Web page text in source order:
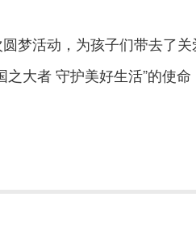
活动，为孩子们带去了关
之大者 守护美好生活”的使